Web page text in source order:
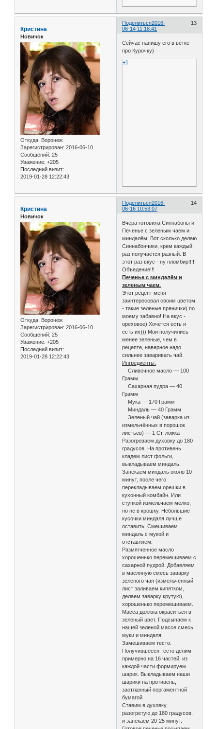
Поделиться 13
2016-
06-14 11:18:41
Кристина
Новичок
Откуда: Воронеж
Зарегистрирован: 2016-06-10
Сообщений: 25
Уважение: +205
Последний визит:
2019-01-28 12:22:43
Сейчас напишу его в ветке
про Курочку)
+1
Поделиться 14
2016-
06-16 10:53:07
Кристина
Новичок
Откуда: Воронеж
Зарегистрирован: 2016-06-10
Сообщений: 25
Уважение: +205
Последний визит:
2019-01-28 12:22:43
Вчера готовила Синнабоны и
Печенье с зеленым чаем и
миндалём. Вот сколько делаю
Синнабончики, крем каждый
раз получается разный. В
этот раз вкус - ну пломбир!!!!!
Объедение!!!
Печенье с миндалём и
зеленым чаем.
Этот рецепт меня
заинтересовал своим цветом
- такие зеленые прянички) по
моему забавно! На вкус -
ореховое) Хочется есть и
есть их))) Мои получились
менее зеленые, чем в
рецепте, наверное надо
сильнее заваривать чай.
Ингредиенты:
Сливочное масло — 100
Грамм
Сахарная пудра — 40
Грамм
Мука — 170 Грамм
Миндаль — 40 Грамм
Зеленый чай (заварка из
измельчённых в порошок
листьев) — 1 Ст. ложка
Разогреваем духовку до 180
градусов. На противень
кладем лист фольги,
выкладываем миндаль.
Запекаем миндаль около 10
минут, после чего
перекладываем орешки в
кухонный комбайн. Или
ступкой измельчаем мелко,
но не в крошку. Небольшие
кусочки миндаля лучше
оставить. Смешиваем
миндаль с мукой и
отставляем.
Размягченное масло
хорошенько перемешиваем с
сахарной пудрой. Добавляем
в масляную смесь заварку
зеленого чая (измельченный
лист заливаем кипятком,
делаем заварку крутую),
хорошенько перемешиваем.
Масса должна окраситься в
зеленый цвет. Подсыпаем к
нашей зеленой массе смесь
муки и миндаля.
Замешиваем тесто.
Получившееся тесто делим
примерно на 16 частей, из
каждой части формируем
шарик. Выкладываем наши
шарики на противень,
застланный пергаментной
бумагой.
Ставим в духовку,
разогретую до 180 градусов,
и запекаем 20-25 минут.